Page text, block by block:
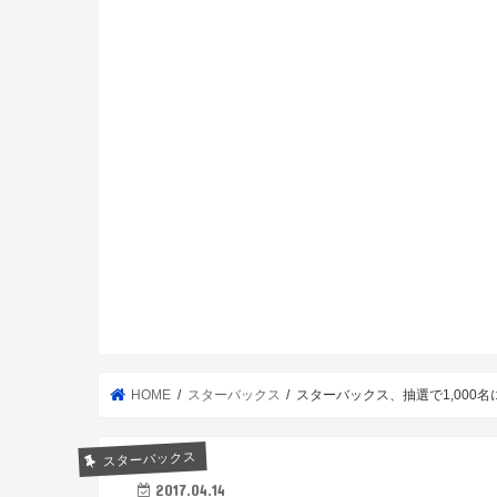
HOME スターバックス スターバックス、抽選で1,000名
スターバックス
2017.04.14